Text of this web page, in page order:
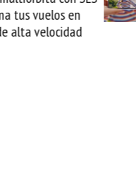
formato fácil de enamorse